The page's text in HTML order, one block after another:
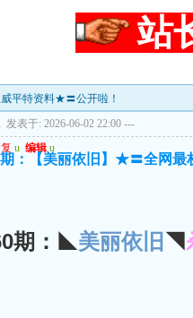
站
平特资料★〓公开啦！
发表于: 2026-06-02 22:00 ---
u 编辑 u
期：【美丽依旧】★〓全网
期：◣美丽依旧 ◥